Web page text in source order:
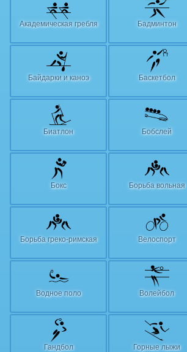
Академическая гребля Бадминтон
Байдарки и каноэ Баскетбол
Биатлон Бобслей
Бокс Борьба вольная
Борьба греко-римская Велоспорт
Водное поло Волейбол
Гандбол Горные лыжи